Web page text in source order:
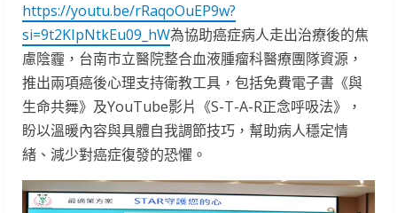
https://youtu.be/rRaqoOuEP9w?
si=9t2KIpNtkEu09_hW為協助癌症病人走出治療後的焦
慮陰霾，台南市立醫院整合血液腫瘤科醫療團隊資源，
推出兩項癌後心理支持衛教工具，包括免費電子書《與
生命共舞》及YouTube影片《S-T-A-R正念呼吸法》，
盼以溫暖內容與具體自我調節技巧，幫助病人穩定情
緒、減少對癌症復發的恐懼。